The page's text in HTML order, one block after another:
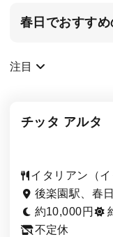
春日でおすす
注目
チッタ アルタ
イタリアン（
料理・イノベ
ン、スペイン
後楽園駅、春
約10,000円
不定休